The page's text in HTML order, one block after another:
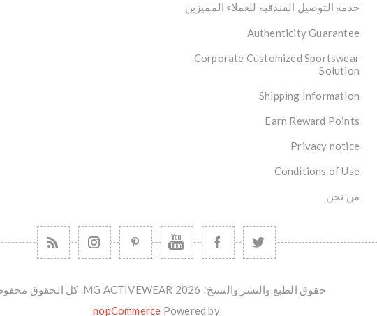
خدمة التوصيل الفندقية للعملاء المميزين
Authenticity Guarantee
Corporate Customized Sportswear
Solution
Shipping Information
Earn Reward Points
Privacy notice
Conditions of Use
من نحن
حقوق الطبع والنشر والنسخ؛ 2026 MG ACTIVEWEAR. كل الحقوق محفوظة.
Powered by
nopCommerce